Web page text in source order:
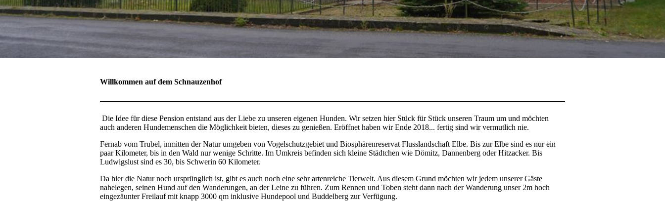
Willkommen auf dem Schnauzenhof
Die Idee für diese Pension entstand aus der Liebe zu unseren eigenen Hunden. Wir setzen hier Stück für Stück unseren Traum um und möchten
auch anderen Hundemenschen die Möglichkeit bieten, dieses zu genießen. Eröffnet haben wir Ende 2018... fertig sind wir vermutlich nie.
Fernab vom Trubel, inmitten der Natur umgeben von Vogelschutzgebiet und Biosphärenreservat Flusslandschaft Elbe. Bis zur Elbe sind es nur ein
paar Kilometer, bis in den Wald nur wenige Schritte. Im Umkreis befinden sich kleine Städtchen wie Dömitz, Dannenberg oder Hitzacker. Bis
Ludwigslust sind es 30, bis Schwerin 60 Kilometer.
Da hier die Natur noch ursprünglich ist, gibt es auch noch eine sehr artenreiche Tierwelt. Aus diesem Grund möchten wir jedem unserer Gäste
nahelegen, seinen Hund auf den Wanderungen, an der Leine zu führen. Zum Rennen und Toben steht dann nach der Wanderung unser 2m hoch
eingezäunter Freilauf mit knapp 3000 qm inklusive Hundepool und Buddelberg zur Verfügung.